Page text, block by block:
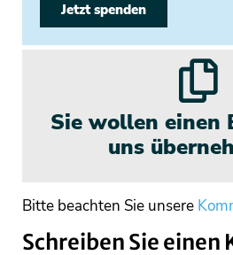
Jetzt spenden
Sie wollen einen
uns
Bitte beachten Sie unsere
Schreiben Sie einen